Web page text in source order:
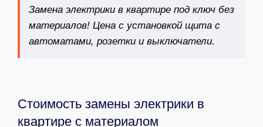
Замена электрики в квартире под ключ без
материалов! Цена с установкой щита с
автоматами, розетки и выключатели.
Стоимость замены электрики в
квартире с материалом